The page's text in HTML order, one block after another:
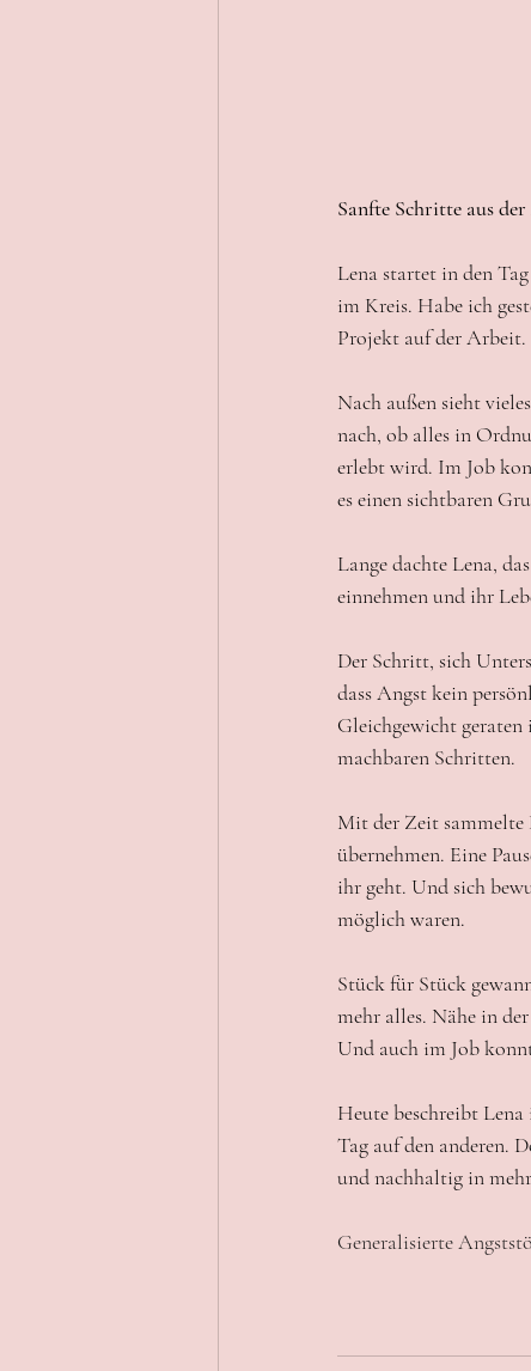
Sanfte Schritte aus
Lena startet in den
im Kreis. Habe ich
Projekt auf der Arbeit.
Nach außen sieht
nach, ob alles in
erlebt wird. Im Job
es einen sichtbaren
Lange dachte Lena,
einnehmen und ihr
Der Schritt, sich
dass Angst kein
Gleichgewicht
machbaren Schritten.
Mit der Zeit sammelte
übernehmen. Eine
ihr geht. Und sich
möglich waren.
Stück für Stück
mehr alles. Nähe in
Und auch im Job
Heute beschreibt
Tag auf den anderen.
und nachhaltig in
Generalisierte